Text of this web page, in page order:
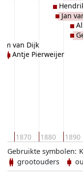
1870 1880 1890
van Dijk
Antje Pierweijer
Jan
Gebruikte symbolen:
grootouders